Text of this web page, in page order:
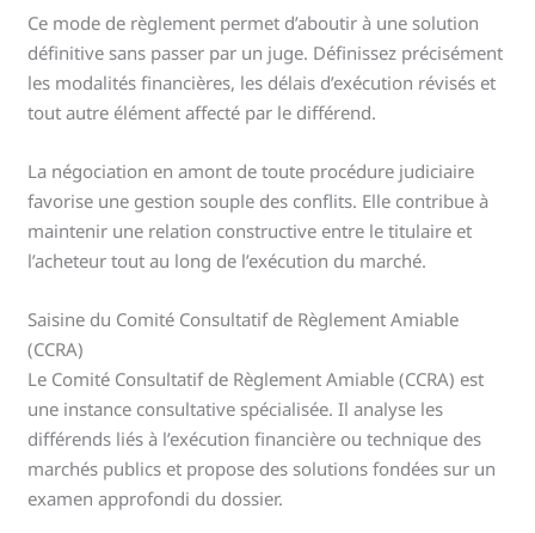
Ce mode de règlement permet d’aboutir à une solution
définitive sans passer par un juge. Définissez précisément
les modalités financières, les délais d’exécution révisés et
tout autre élément affecté par le différend.
La négociation en amont de toute procédure judiciaire
favorise une gestion souple des conflits. Elle contribue à
maintenir une relation constructive entre le titulaire et
l’acheteur tout au long de l’exécution du marché.
Saisine du Comité Consultatif de Règlement Amiable
(CCRA)
Le Comité Consultatif de Règlement Amiable (CCRA) est
une instance consultative spécialisée. Il analyse les
différends liés à l’exécution financière ou technique des
marchés publics et propose des solutions fondées sur un
examen approfondi du dossier.